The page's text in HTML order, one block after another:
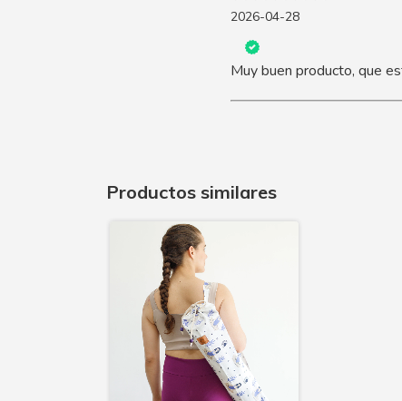
2026-04-28
Muy buen producto, que
Productos similares